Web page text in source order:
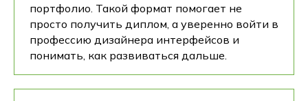
портфолио. Такой формат помогает не
просто получить диплом, а уверенно войти в
профессию дизайнера интерфейсов и
понимать, как развиваться дальше.